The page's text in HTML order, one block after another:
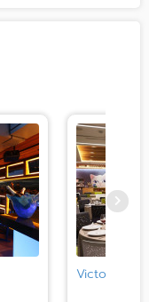
Victor Club